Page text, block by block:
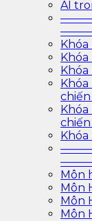
AI
Khóa
Khóa
Khóa
Môn
Môn
Môn
Môn